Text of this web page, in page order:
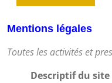
Mentions légales
Toutes les activités et
Descriptif du site